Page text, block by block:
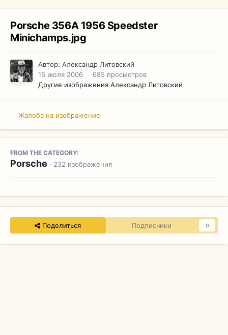
Porsche 356A 1956 Speedster
Minichamps.jpg
Автор: Александр Литовский
15 июля 2006
685 просмотров
Другие изображения Александр Литовский
Жалоба на изображение
FROM THE CATEGORY:
Porsche · 232 изображения
Поделиться Подписчики 0